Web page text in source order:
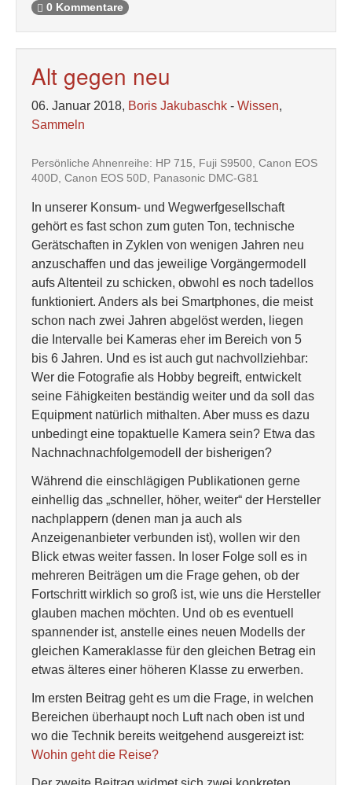
0 Kommentare
Alt gegen neu
06. Januar 2018, Boris Jakubaschk - Wissen,
Sammeln
Persönliche Ahnenreihe: HP 715, Fuji S9500, Canon EOS
400D, Canon EOS 50D, Panasonic DMC-G81
In unserer Konsum- und Wegwerfgesellschaft
gehört es fast schon zum guten Ton, technische
Gerätschaften in Zyklen von wenigen Jahren neu
anzuschaffen und das jeweilige Vorgängermodell
aufs Altenteil zu schicken, obwohl es noch tadellos
funktioniert. Anders als bei Smartphones, die meist
schon nach zwei Jahren abgelöst werden, liegen
die Intervalle bei Kameras eher im Bereich von 5
bis 6 Jahren. Und es ist auch gut nachvollziehbar:
Wer die Fotografie als Hobby begreift, entwickelt
seine Fähigkeiten beständig weiter und da soll das
Equipment natürlich mithalten. Aber muss es dazu
unbedingt eine topaktuelle Kamera sein? Etwa das
Nachnachnachfolgemodell der bisherigen?
Während die einschlägigen Publikationen gerne
einhellig das „schneller, höher, weiter“ der Hersteller
nachplappern (denen man ja auch als
Anzeigenanbieter verbunden ist), wollen wir den
Blick etwas weiter fassen. In loser Folge soll es in
mehreren Beiträgen um die Frage gehen, ob der
Fortschritt wirklich so groß ist, wie uns die Hersteller
glauben machen möchten. Und ob es eventuell
spannender ist, anstelle eines neuen Modells der
gleichen Kameraklasse für den gleichen Betrag ein
etwas älteres einer höheren Klasse zu erwerben.
Im ersten Beitrag geht es um die Frage, in welchen
Bereichen überhaupt noch Luft nach oben ist und
wo die Technik bereits weitgehend ausgereizt ist:
Wohin geht die Reise?